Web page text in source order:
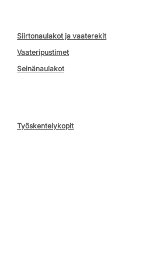
Siirtonaulakot ja vaaterekit
Vaateripustimet
Seinänaulakot
Työskentelykopit